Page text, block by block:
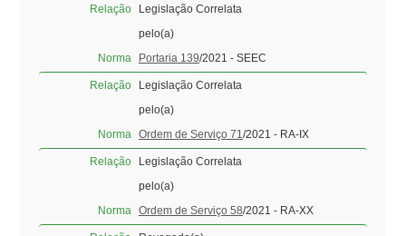
Relação
Legislação Correlata
pelo(a)
Norma
Portaria 139/2021 - SEEC
Relação
Legislação Correlata
pelo(a)
Norma
Ordem de Serviço 71 /2021 - RA-IX
Relação
Legislação Correlata
pelo(a)
Norma
Ordem de Serviço 58/2021 - RA-XX